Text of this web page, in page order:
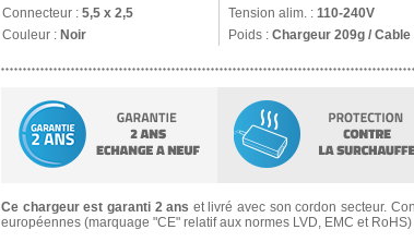
Connecteur : 5,5 x 2,5 Tension alim. : 110-240V
Couleur : Noir Poids : Chargeur 209g / Cable
Ce chargeur est garanti 2 ans et livré avec son cordon secteur.
européennes (marquage "CE" relatif aux normes LVD, EMC et